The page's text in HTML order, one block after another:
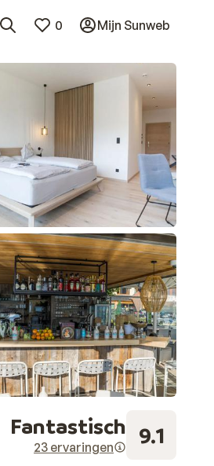
0 Mijn Sunweb
Fantastisch
23 ervaringen 9.1